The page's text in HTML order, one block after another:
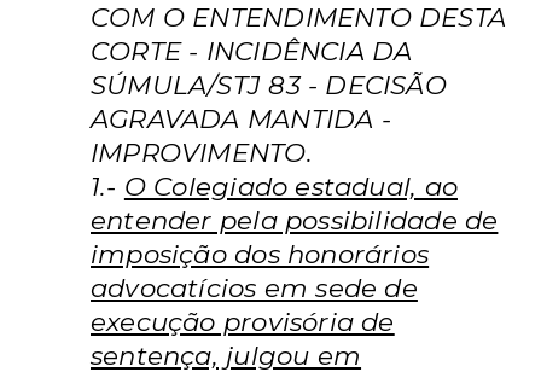
COM O ENTENDIMENTO DESTA
CORTE - INCIDÊNCIA DA
SÚMULA/STJ 83 - DECISÃO
AGRAVADA MANTIDA -
IMPROVIMENTO.
1.- O Colegiado estadual, ao
entender pela possibilidade de
imposição dos honorários
advocatícios em sede de
execução provisória de
sentença, julgou em